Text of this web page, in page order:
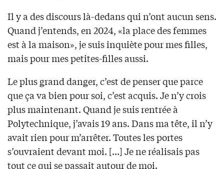
Il y a des discours là-dedans qui n’ont aucun sens.
Quand j’entends, en 2024, «la place des femmes
est à la maison», je suis inquiète pour mes filles,
mais pour mes petites-filles aussi.
Le plus grand danger, c’est de penser que parce
que ça va bien pour soi, c’est acquis. Je n’y crois
plus maintenant. Quand je suis rentrée à
Polytechnique, j’avais 19 ans. Dans ma tête, il n’y
avait rien pour m’arrêter. Toutes les portes
s’ouvraient devant moi. […] Je ne réalisais pas
tout ce qui se passait autour de moi.